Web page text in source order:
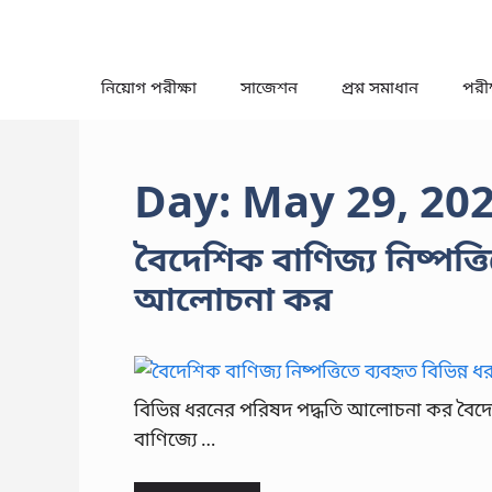
নিয়োগ পরীক্ষা সাজেশন প্রশ্ন সমাধান
Day: May 29,
বৈদেশিক বাণিজ্য
আলোচনা কর
বিভিন্ন ধরনের পরিষদ পদ্ধতি আলোচনা কর
বাণিজ্যে …